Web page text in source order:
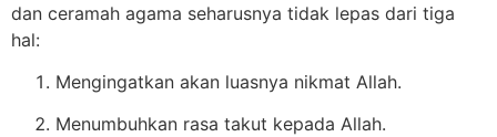
dan ceramah agama seharusnya tidak lepas dari tiga
hal:
Mengingatkan akan luasnya nikmat Allah.
Menumbuhkan rasa takut kepada Allah.